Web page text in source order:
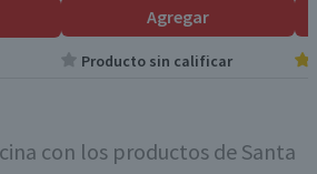
Agregar
Producto sin calificar
con los productos de Santa